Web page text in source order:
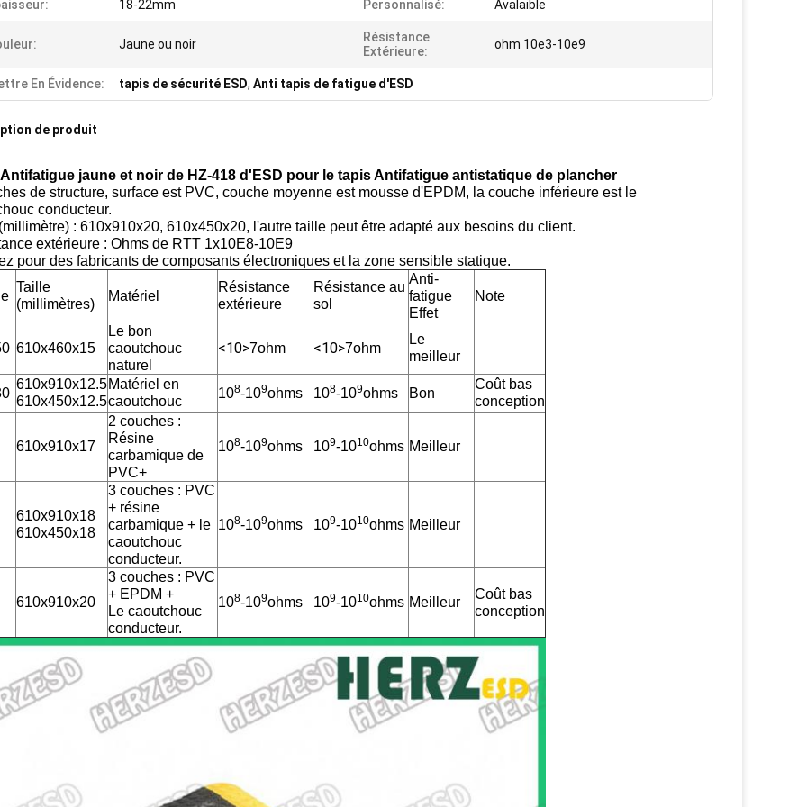
18-22mm Personnalisé: Avalaible
Jaune ou noir
Résistance
Extérieure:
ohm 10e3-10e9
En Évidence: tapis de sécurité ESD, Anti tapis de fatigue d'ESD
de produit
jaune et noir de HZ-418 d'ESD pour le tapis Antifatigue antistatique de plancher
de structure, surface est PVC, couche moyenne est mousse d'EPDM, la couche inférieure est le
conducteur.
: 610x910x20, 610x450x20, l'autre taille peut être adapté aux besoins du client.
extérieure : Ohms de RTT 1x10E8-10E9
pour des fabricants de composants électroniques et la zone sensible statique.
Taille
(millimètres)
Matériel
Résistance
extérieure
Résistance au
sol
Anti-
fatigue
Effet
Note
610x460x15
Le bon
caoutchouc
naturel
<10>7ohm <10>7ohm
Le
meilleur
610x910x12.5
610x450x12.5
Matériel en
caoutchouc
108-109ohms 108-109ohms Bon
Coût bas
conception
610x910x17
2 couches :
Résine
carbamique de
PVC+
108-109ohms 109-1010ohms Meilleur
610x910x18
610x450x18
3 couches : PVC
+ résine
carbamique + le
caoutchouc
conducteur.
108-109ohms 109-1010ohms Meilleur
610x910x20
3 couches : PVC
+ EPDM +
Le caoutchouc
conducteur.
108-109ohms 109-1010ohms Meilleur
Coût bas
conception